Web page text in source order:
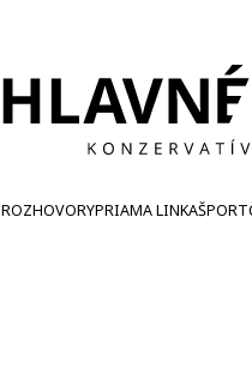
ROZHOVORYPRIAMA LINKAŠPORT